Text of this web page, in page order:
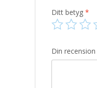
Ditt betyg *
Din recension